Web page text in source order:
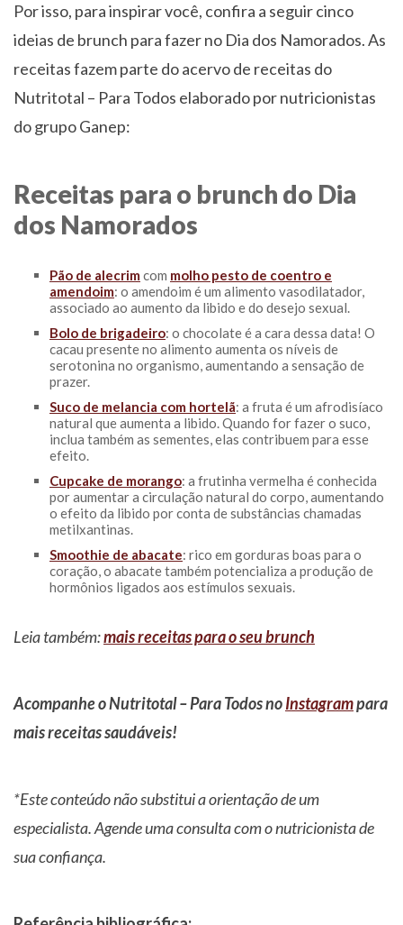
Por isso, para inspirar você, confira a seguir cinco
ideias de brunch para fazer no Dia dos Namorados. As
receitas fazem parte do acervo de receitas do
Nutritotal – Para Todos elaborado por nutricionistas
do grupo Ganep:
Receitas para o brunch do Dia
dos Namorados
Pão de alecrim com molho pesto de coentro e
amendoim: o amendoim é um alimento vasodilatador,
associado ao aumento da libido e do desejo sexual.
Bolo de brigadeiro: o chocolate é a cara dessa data! O
cacau presente no alimento aumenta os níveis de
serotonina no organismo, aumentando a sensação de
prazer.
Suco de melancia com hortelã: a fruta é um afrodisíaco
natural que aumenta a libido. Quando for fazer o suco,
inclua também as sementes, elas contribuem para esse
efeito.
Cupcake de morango: a frutinha vermelha é conhecida
por aumentar a circulação natural do corpo, aumentando
o efeito da libido por conta de substâncias chamadas
metilxantinas.
Smoothie de abacate: rico em gorduras boas para o
coração, o abacate também potencializa a produção de
hormônios ligados aos estímulos sexuais.
Leia também:mais receitas para o seu brunch
Acompanhe o Nutritotal – Para Todos noInstagrampara
mais receitas saudáveis!
*Este conteúdo não substitui a orientação de um
especialista. Agende uma consulta com o nutricionista de
sua confiança.